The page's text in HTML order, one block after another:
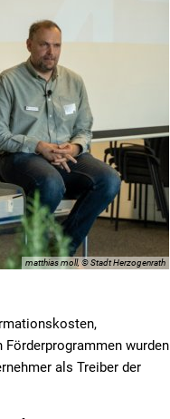
matthias moll, © Stadt Herzogenrath
wurden
als Treiber der